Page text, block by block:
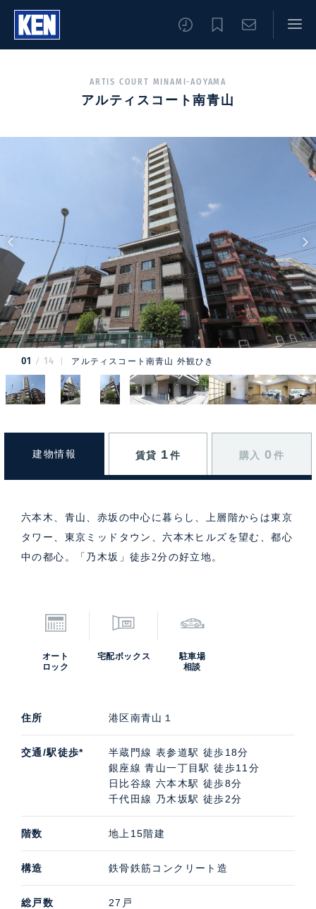
ARTIS COURT MINAMI-AOYAMA
アルティスコート南青山
01 14 アルティスコート南青山 外観ひき
建物情報 賃貸 1 件 購入 0 件
六本木、青山、赤坂の中心に暮らし、上層階からは東京
タワー、東京ミッドタウン、六本木ヒルズを望む、都心
中の都心。「乃木坂」徒歩2分の好立地。
オート
ロック
宅配ボックス
駐車場
相談
住所 港区南青山１
交通/駅徒歩*
半蔵門線 表参道駅 徒歩18分
銀座線 青山一丁目駅 徒歩11分
日比谷線 六本木駅 徒歩8分
千代田線 乃木坂駅 徒歩2分
階数 地上15階建
構造 鉄骨鉄筋コンクリート造
総戸数 27戸